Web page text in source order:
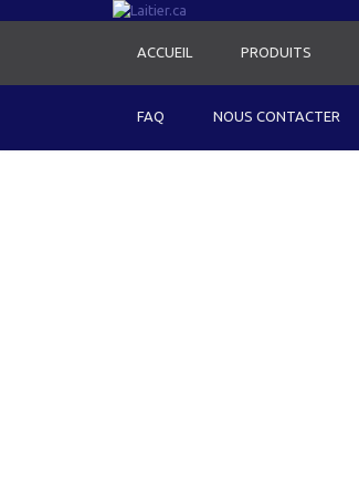
ACCUEIL PRODUITS
FAQ NOUS CONTACTER